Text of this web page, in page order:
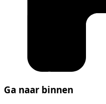
Ga naar binnen